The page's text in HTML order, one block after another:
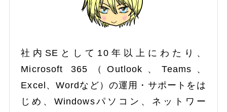
社内SEとして10年以上にわたり、
Microsoft 365（Outlook、Teams、
Excel、Wordなど）の運用・サポートをは
じめ、Windowsパソコン、ネットワー